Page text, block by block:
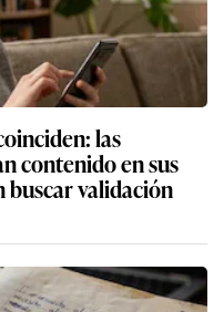
las
contenido en sus
buscar validación